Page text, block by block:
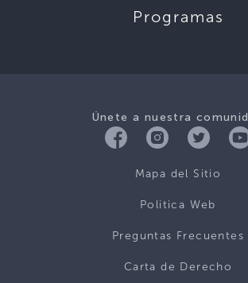
Programas
Únete a nuestra
Mapa del Sitio
Politica Web
Preguntas Frecuentes
Carta de Derecho